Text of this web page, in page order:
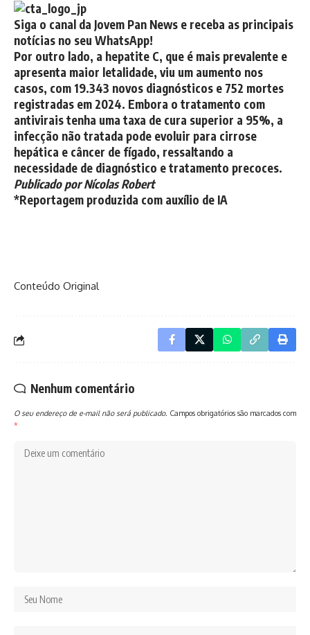
Siga o canal da Jovem Pan News e receba as principais
notícias no seu WhatsApp!
Por outro lado, a hepatite C, que é mais prevalente e
apresenta maior letalidade, viu um aumento nos
casos, com 19.343 novos diagnósticos e 752 mortes
registradas em 2024. Embora o tratamento com
antivirais tenha uma taxa de cura superior a 95%, a
infecção não tratada pode evoluir para cirrose
hepática e câncer de fígado, ressaltando a
necessidade de diagnóstico e tratamento precoces.
Publicado por Nícolas Robert
*Reportagem produzida com auxílio de IA
Conteúdo Original
Nenhum comentário
O seu endereço de e-mail não será publicado. Campos obrigatórios são marcados com
*